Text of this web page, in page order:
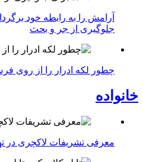
آرامش را به رابطه خود
جلوگیری از جر و بحث
چطور لکه ادرار را از روی
خانواده
معرفی تشریفات لاکچری در